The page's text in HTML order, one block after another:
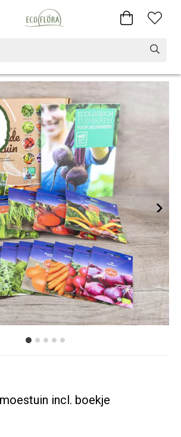
incl. boekje